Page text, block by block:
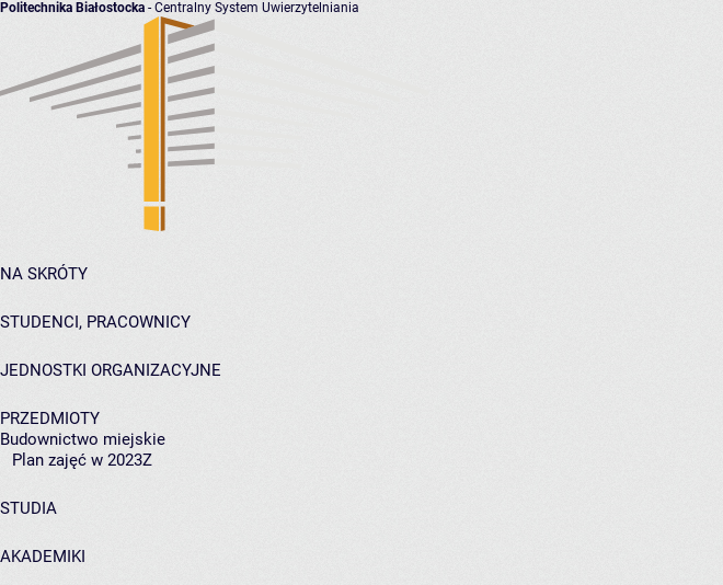
Politechnika Białostocka - Centralny System Uwierzytelniania
NA SKRÓTY
STUDENCI, PRACOWNICY
JEDNOSTKI ORGANIZACYJNE
PRZEDMIOTY
Budownictwo miejskie
Plan zajęć w 2023Z
STUDIA
AKADEMIKI